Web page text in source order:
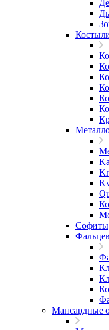
Софиты
Мансардные